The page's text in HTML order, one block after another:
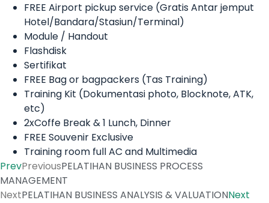
FREE Airport pickup service (Gratis Antar jemput
Hotel/Bandara/Stasiun/Terminal)
Module / Handout
Flashdisk
Sertifikat
FREE Bag or bagpackers (Tas Training)
Training Kit (Dokumentasi photo, Blocknote, ATK,
etc)
2xCoffe Break & 1 Lunch, Dinner
FREE Souvenir Exclusive
Training room full AC and Multimedia
PrevPreviousPELATIHAN BUSINESS PROCESS
MANAGEMENT
NextPELATIHAN BUSINESS ANALYSIS & VALUATIONNext